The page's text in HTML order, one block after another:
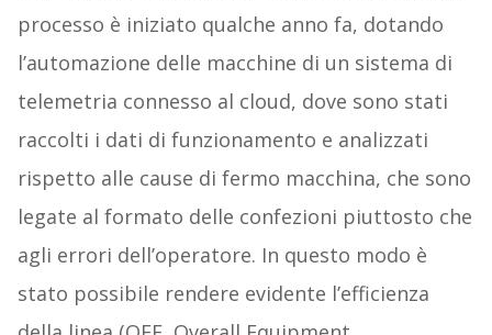
processo è iniziato qualche anno fa, dotando
l’automazione delle macchine di un sistema di
telemetria connesso al cloud, dove sono stati
raccolti i dati di funzionamento e analizzati
rispetto alle cause di fermo macchina, che sono
legate al formato delle confezioni piuttosto che
agli errori dell’operatore. In questo modo è
stato possibile rendere evidente l’efficienza